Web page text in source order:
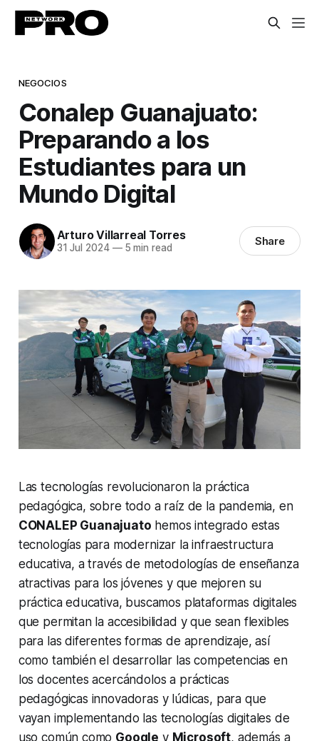
NEGOCIOS
Conalep Guanajuato:
Preparando a los
Estudiantes para un
Mundo Digital
Arturo Villarreal Torres
31 Jul 2024 —5 min read Share
Las tecnologías revolucionaron la práctica
pedagógica, sobre todo a raíz de la pandemia, en
CONALEP Guanajuato hemos integrado estas
tecnologías para modernizar la infraestructura
educativa, a través de metodologías de enseñanza
atractivas para los jóvenes y que mejoren su
práctica educativa, buscamos plataformas digitales
que permitan la accesibilidad y que sean flexibles
para las diferentes formas de aprendizaje, así
como también el desarrollar las competencias en
los docentes acercándolos a prácticas
pedagógicas innovadoras y lúdicas, para que
vayan implementando las tecnologías digitales de
uso común como Google y Microsoft, además a